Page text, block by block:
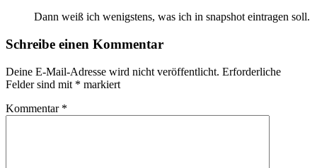
Dann weiß ich wenigstens, was ich in snapshot eintragen soll.
Schreibe einen Kommentar
Deine E-Mail-Adresse wird nicht veröffentlicht. Erforderliche
Felder sind mit * markiert
Kommentar *